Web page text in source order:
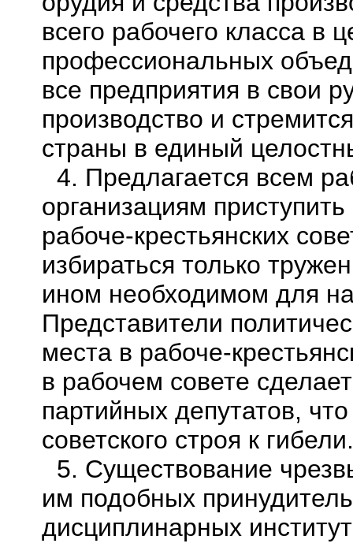
всего рабочего класса в
профессиональных
все предприятия в свои
производство и
страны в единый
4. Предлагается всем
организациям
рабоче-крестьянских
избираться только
ином необходимом для
Представители
места в рабоче-
в рабочем совете
партийных депутатов,
советского строя к гибели.
5. Существование
им подобных
дисциплинарных